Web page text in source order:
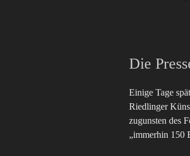
Die
Einige Tage
Riedlinger
zugunsten des
„immerhin 150